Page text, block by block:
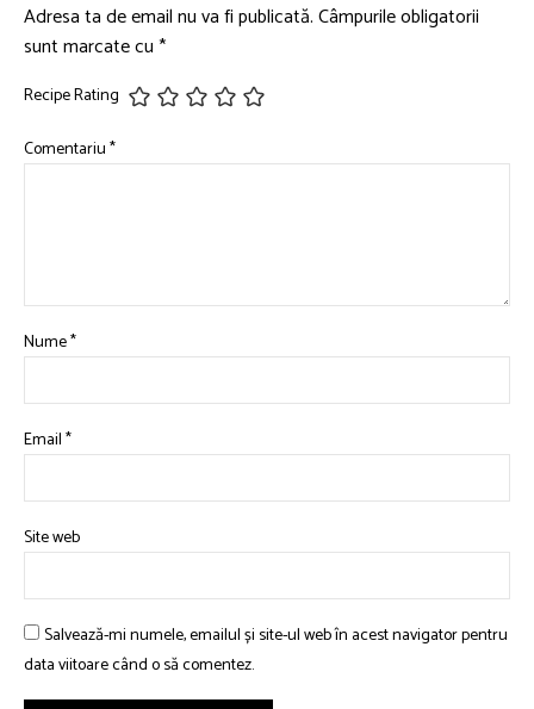
Adresa ta de email nu va fi publicată.Câmpurile obligatorii
sunt marcate cu*
Recipe Rating
Comentariu*
Nume*
Email*
Site web
Salvează-mi numele, emailul și site-ul web în acest navigator pentru
data viitoare când o să comentez.